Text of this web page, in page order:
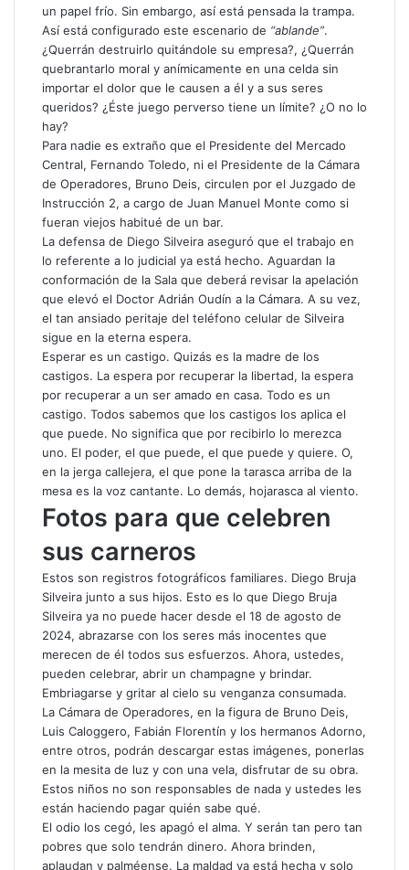
un papel frío. Sin embargo, así está pensada la trampa.
Así está configurado este escenario de “ablande”.
¿Querrán destruirlo quitándole su empresa?, ¿Querrán
quebrantarlo moral y anímicamente en una celda sin
importar el dolor que le causen a él y a sus seres
queridos? ¿Éste juego perverso tiene un límite? ¿O no lo
hay?
Para nadie es extraño que el Presidente del Mercado
Central, Fernando Toledo, ni el Presidente de la Cámara
de Operadores, Bruno Deis, circulen por el Juzgado de
Instrucción 2, a cargo de Juan Manuel Monte como si
fueran viejos habitué de un bar.
La defensa de Diego Silveira aseguró que el trabajo en
lo referente a lo judicial ya está hecho. Aguardan la
conformación de la Sala que deberá revisar la apelación
que elevó el Doctor Adrián Oudín a la Cámara. A su vez,
el tan ansiado peritaje del teléfono celular de Silveira
sigue en la eterna espera.
Esperar es un castigo. Quizás es la madre de los
castigos. La espera por recuperar la libertad, la espera
por recuperar a un ser amado en casa. Todo es un
castigo. Todos sabemos que los castigos los aplica el
que puede. No significa que por recibirlo lo merezca
uno. El poder, el que puede, el que puede y quiere. O,
en la jerga callejera, el que pone la tarasca arriba de la
mesa es la voz cantante. Lo demás, hojarasca al viento.
Fotos para que celebren
sus carneros
Estos son registros fotográficos familiares. Diego Bruja
Silveira junto a sus hijos. Esto es lo que Diego Bruja
Silveira ya no puede hacer desde el 18 de agosto de
2024, abrazarse con los seres más inocentes que
merecen de él todos sus esfuerzos. Ahora, ustedes,
pueden celebrar, abrir un champagne y brindar.
Embriagarse y gritar al cielo su venganza consumada.
La Cámara de Operadores, en la figura de Bruno Deis,
Luis Caloggero, Fabián Florentín y los hermanos Adorno,
entre otros, podrán descargar estas imágenes, ponerlas
en la mesita de luz y con una vela, disfrutar de su obra.
Estos niños no son responsables de nada y ustedes les
están haciendo pagar quién sabe qué.
El odio los cegó, les apagó el alma. Y serán tan pero tan
pobres que solo tendrán dinero. Ahora brinden,
aplaudan y palméense. La maldad ya está hecha y solo